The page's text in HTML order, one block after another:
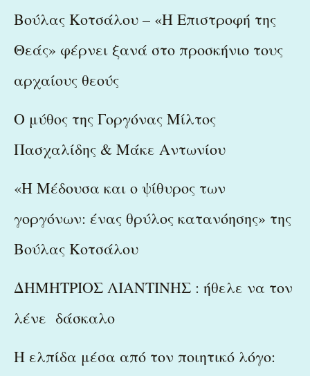
Βούλας Κοτσάλου – «Η Επιστροφή της
Θεάς» φέρνει ξανά στο προσκήνιο τους
αρχαίους θεούς
Ο μύθος της Γοργόνας Μίλτος
Πασχαλίδης & Μάκε Αντωνίου
«Η Μέδουσα και ο ψίθυρος των
γοργόνων: ένας θρύλος κατανόησης» της
Βούλας Κοτσάλου
ΔΗΜΗΤΡΙΟΣ ΛΙΑΝΤΙΝΗΣ : ήθελε να τον
λένε δάσκαλο
Η ελπίδα μέσα από τον ποιητικό λόγο: